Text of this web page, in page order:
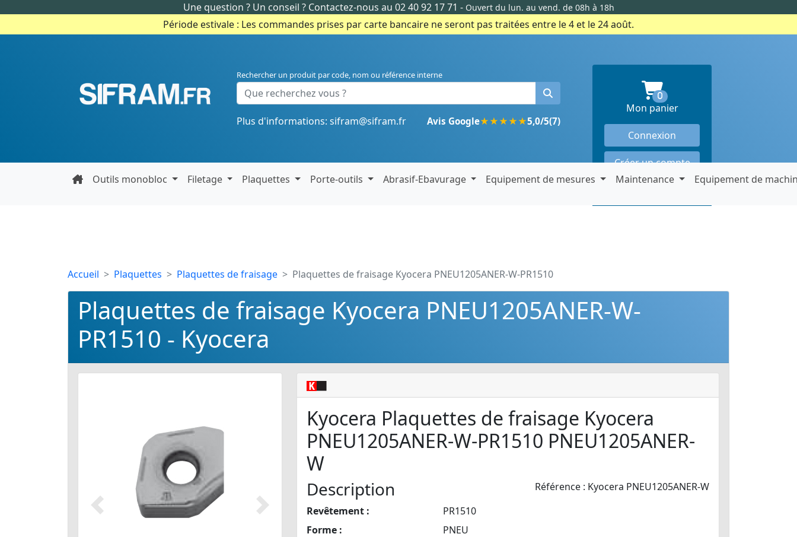
Une question ? Un conseil ?Contactez-nous au 02 40 92 17 71 - Ouvert du lun. au vend. de 08h à 18h
Période estivale : Les commandes prises par carte bancaire ne seront pas traitées entre le 4 et le 24 août.
Rechercher un produit par code, nom ou référence interne
Plus d'informations: sifram@sifram.fr Avis Google★★★★★5,0/5(7)
0produits en panier
Mon panier
Connexion
Créer un compte
Outils monobloc
Filetage Plaquettes Porte-outils Abrasif-Ebavurage Equipement de mesures Maintenance Equipement de
Accueil Plaquettes Plaquettes de fraisage Plaquettes de fraisage Kyocera PNEU1205ANER-W-PR1510
Plaquettes de fraisage Kyocera PNEU1205ANER-W-
PR1510 - Kyocera
Précédent Suivant
Kyocera Plaquettes de fraisage Kyocera
PNEU1205ANER-W-PR1510 PNEU1205ANER-
W
Référence : Kyocera PNEU1205ANER-W
Description
Revêtement :
PR1510
Forme :
PNEU